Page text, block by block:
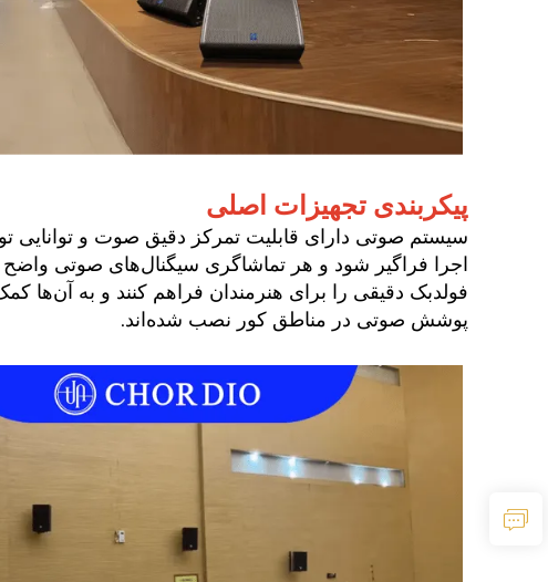
پیکربندی تجهیزات اصلی
سیستم صوتی دارای قابلیت تمرکز دقیق صوت و
فولدبک دقیقی را برای هنرمندان فراهم کنند و به آن‌ها
پوشش صوتی در مناطق کور نصب شده‌اند.